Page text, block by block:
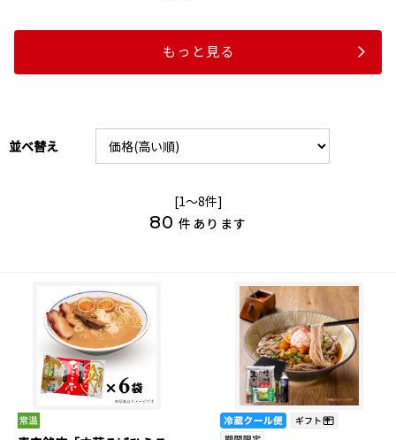
もっと見る
並べ替え
[1～8件]
80 件あります